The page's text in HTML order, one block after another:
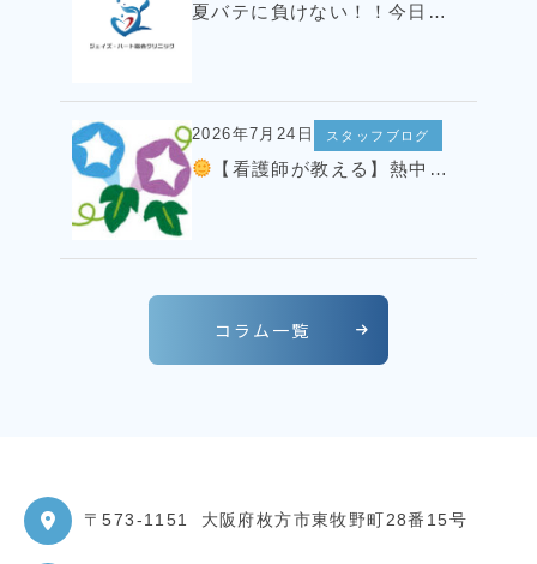
夏バテに負けない！！今日から始める、おすすめ夏バテ対策レシピ
2026年7月24日 スタッフブログ
【看護師が教える】熱中症対策
コラム一覧
〒573-1151 大阪府枚方市東牧野町28番15号